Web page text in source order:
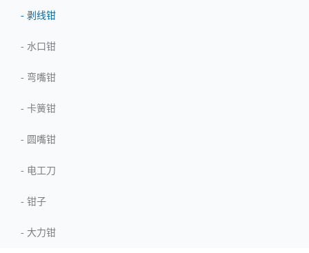
- 剥线钳
- 水口钳
- 弯嘴钳
- 卡簧钳
- 圆嘴钳
- 电工刀
- 钳子
- 大力钳